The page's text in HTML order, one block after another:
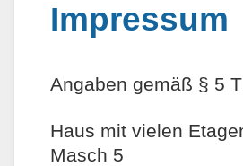
Impressum
Angaben gemäß § 5
Haus mit vielen
Masch 5